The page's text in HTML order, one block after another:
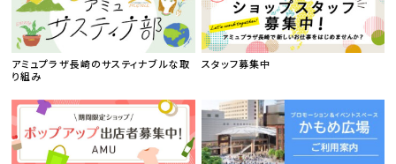
アミュプラザ長崎のサスティナブルな取
り組み
スタッフ募集中